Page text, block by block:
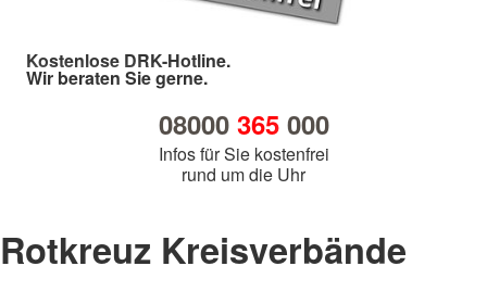
Kostenlose DRK-Hotline.
Wir beraten Sie gerne.
08000 365000
Infos für Sie kostenfrei
rund um die Uhr
Rotkreuz Kreisverbände